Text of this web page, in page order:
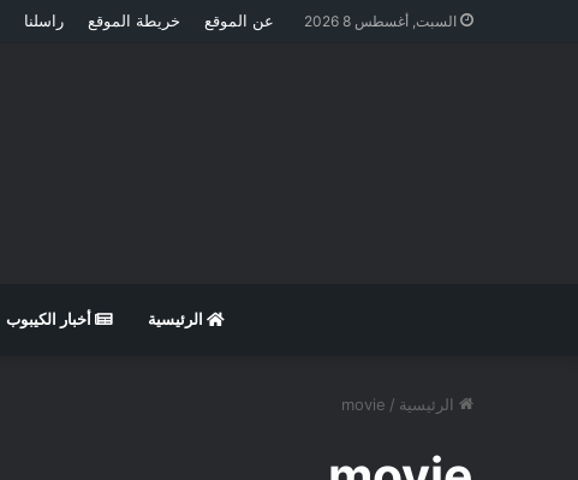
السبت, أغسطس 8 2026 عن الموقع خريطة الموقع راسلنا
الرئيسية أخبار الكيبوب
الرئيسية /
movie